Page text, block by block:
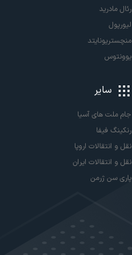
رئال مادرید
لیورپول
منچستریونایتد
یوونتوس
سایر
جام ملت های آسیا
رنکینگ فیفا
نقل و انتقالات اروپا
نقل و انتقالات ایران
پاری سن ژرمن